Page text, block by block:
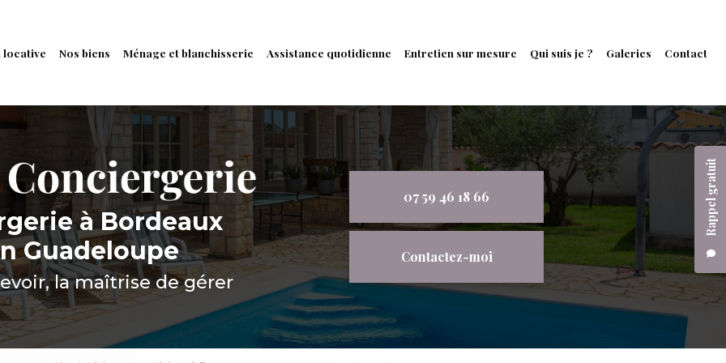
Rappel gratuit
locative Nos biens Ménage et blanchisserie Assistance quotidienne Entretien sur mesure Qui suis je ? Galeries Contact
à Bordeaux
Guadeloupe
la maîtrise de gérer
07 59 46 18 66
Contactez-moi